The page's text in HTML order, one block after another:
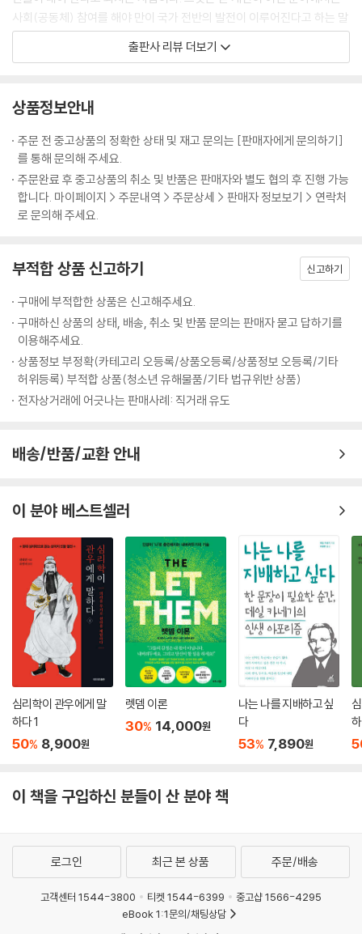
말을 가리켜 사슴이라 하는 무리가 권력을 농단하다
한번 엎질러진 물은 주워 담지 못한다
골육간의 다툼은 반드시 패가망신으로 끝난다
저마다 가장 뛰어난 재능을 찾아 발휘한다
일마다 그 특성에 따른 적임자가 따로 있다
그릇이 크면 다 품어 안을 수 있다
생각난 날이 바로 길일이다
태산이 무너져도 낯빛 하나 바뀌지 않는다
세치 혀로 백만 대군을 제압하다
부정한 짓은 반드시 패가망신으로 돌아온다
멀리 있는 물로는 발등의 불을 끄지 못한다
무모한 만용과 진정한 용기는 구분할 줄 알아야 한다
약속은 가볍게 하지 않되 한번 했으면 반드시 지킨다
당일에야 뒤늦게 약속을 기억해냈지만 천 리 길을 가기에는 이미 때가 늦
었다. 어쩔 줄 몰라 하다가 “귀신은 천 리 길도 단숨에 갈 수 있다”는 말을
듣고는 스스로 목숨을 끊어 약속을 지킨 것이다.
춘추전국시대 유세객 소진蘇秦은 연왕을 만나 유세하면서 미생지신尾生
莊子도 우화에서 도척을 통해 미생을 비판하고 있다. “이런 인간들은 책
는 돼지, 깡통을 손에 든 비렁뱅이와 같이 쓸데없는 명목名目에 구애되어
하나밖에 없는 목숨을 아끼지 않는 자들로 진정한 삶의 길을 모르는 패거
리일 뿐이다.”
소진이나 도척의 말도 일리는 있다. 그러나 산업사회가 진행되면서 우리
사회는 너무도 많이 변해가고 있다. 비록 융통성과는 담을 쌓았더라도 약
현실에서는 신의信義가 헌신짝 취급을 당하기 있기 때문이다. 신의를 최
고의 덕목으로 치던 유교적 전통사회의 가치관은 뿌리째 흔들리고, 눈앞의
이해관계 때문에 약속을 헌신짝처럼 저버리는 일이 비일비재하다. 약속은
법이다. 법이 지켜져야 국가와 사회가 건강해지듯이 비록 불리한 약속이라
도 지켜야 한다. 도산島山 안창호安昌浩 선생이 한 어린이와 공원에서 만
나기로 한 약속을 지키기 위해 위험을 무릅쓰고 약속 장소로 갔다가 일경
日警에게 붙잡힌 이야기는 이제 전설이 되어버렸다.
건설하고 있었다. 현장에서 십장으로 일하던 A는, 웬만한 직원 열 사람 몫
탄을 맞은 그는 중태에 빠져 병원 중환자실에 입원했다. 사원들은 교대로
수혈을 하고 밤에는 병원으로 달려가 병상을 지켰다. 하지만 그는 나날이
기력이 떨어졌다. 그렇게 한 달이 지날 즈음, 그는 죽음을 앞두고 현장 책임
자 L에게 부탁을 남겼다.
“당신은 유능해서 틀림없이 장차 이 회사 책임자가 될 겁니다. 그때 내 가
족이 찾아가거든 모른다 하지 마시고 딱 한 번만 도와주시오.”
“그때 제가 어디서 무슨 일을 하고 있을지 모르겠지만 제 힘이 닿는 일이라
면 무엇이든 돕겠습니다. 약속합니다. 그러니 마음 놓으시고 어서 기운을
차리셔야지요.”
이 약속의 말을 들은 A는 곧 세상을 떠나고 말았다. 그 부탁이 유언이 되고
만 셈이다.
그로부터 20여 년이 지난 어느 날, 그 건설회사 사장이 된 L에게 어떤 부인
으로부터 전화가 걸려왔다.
하시면 찾아뵙고, 기억하지 못하신다면 찾아뵙지 않겠습니다.”
L은 즉시 그 부인을 불러 만났다. 부인은 오래 되어 색이 바라고 귀퉁이가
“나는 어쩌면 살아서 돌아갈 수 없을지 모르겠소. 여기서 현장 책임자 L을
알게 되었는데, 그는 능력이 있고 좋은 사람이라서 내 죽은 뒤를 부탁해 놓
한 번만 그를 찾아가 부탁하시오.”
L은 20여 년 전 A가 비지땀을 흘리며 현장을 누비던 모습을 떠올렸다. 불
사회(공동체) 참여를 해야 만이 국가 전반의 발전이 이루어진다고 하는 말
과도 일맥상통한다. 그러하기에 저자는 치열한 역사인식과 자기 통찰의 철
학, 그리고 이를 바탕으로 한 지혜가 만들어져야 한다고 보는 것이다. 그러
할 수 있다고 강조하고 있는 것이다.
그런 점에서 근간의 주입식교육, 왜곡된 역사관, 천박한 이념과 사상을 바
라보는 그의 눈에는 미래의 개인이나 국가 모두가 파멸에 이르게 될 지도
모른다는 안타까움이 비쳐지고 있는 듯하다. 그런 안타까움에서 쓰여 진
이 책은 대학의 교양교과서로도 활용할 수 있고, 중고등학생들이 편하게
접근할 수 있도록 눈높이를 조절하여, 누구나 난해한 고전을 가까이 할 수
다양한 모델을 제시하면서 이를 위한 지혜와 어려운 고비를 넘기는데 필요
단락 지어 모으고, 재해석 하여 그 진리의 참수를 쉽게 들여다 볼 수 있게
하여 독자들의 수고를 덜어주고 있는 것이다.
이 책에 인용된 고전은 《사가》 《헌서》 《후한서》 《삼국지》 《채근담》 《십팔
사략》 《초한지》 《삼국지연의》 《논어》 《맹자》 《장자》 《한비자》 《손자병
법》 《순자》 등이다. 저자는 이들 고전 가운데서도 특히 《삼국지연의》와 관
련된 모든 지역을 답사하면서 보고 느낀 감정을 토대로 각 영웅들의 삶의
옥한 광야도 답사하면서 현지인들의 설명과 해설 등을 참고하면서 예전의
고사들을 재해석하면서 이 책의 중심글로 삼고 있다. 그리고 이러한 생동
우리가 놓치고 지나쳐 버린 《삶의 지혜》를, 이 책은 다시 붙잡아다가 우리
에게 되돌려주고 있는 것이다.
저자는 진정한 인생 공부란 경험을 쌓고 마음을 닦는 것이라고 하고 있다.
그러기 위해서는 고전을 통해 인류역사에 영향을 끼친 인물을 자기화 시키
고, 또한 그들로부터 얻은 간접 경험을 자신의 지혜로 승화시켜 한 차원 높
은 삶을 구가해야 한다고 저자는 이 책 속에서 외치고 있는 것이다.
출판사 리뷰 더보기
상품정보안내
주문 전 중고상품의 정확한 상태 및 재고 문의는 [판매자에게 문의하기]
를 통해 문의해 주세요.
주문완료 후 중고상품의 취소 및 반품은 판매자와 별도 협의 후 진행 가능
합니다. 마이페이지 > 주문내역 > 주문상세 > 판매자 정보보기 > 연락처
로 문의해 주세요.
부적합 상품 신고하기 신고하기
구매에 부적합한 상품은 신고해주세요.
구매하신 상품의 상태, 배송, 취소 및 반품 문의는 판매자 묻고 답하기를
이용해주세요.
상품정보 부정확(카테고리 오등록/상품오등록/상품정보 오등록/기타
허위등록) 부적합 상품(청소년 유해물품/기타 법규위반 상품)
전자상거래에 어긋나는 판매사례: 직거래 유도
배송/반품/교환 안내
이 분야 베스트셀러
심리학이 관우에게 말
하다 1
50% 8,900원
렛뎀 이론
30% 14,000원
나는 나를 지배하고 싶
다
53% 7,890원
이 책을 구입하신 분들이 산 분야 책
로그인 최근 본 상품 주문/배송
고객센터 1544-3800 티켓 1544-6399
중고샵 1566-4295
eBook 1:1문의/채팅상담